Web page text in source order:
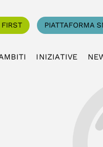
PIATTAFORMA
INIZIATIVE